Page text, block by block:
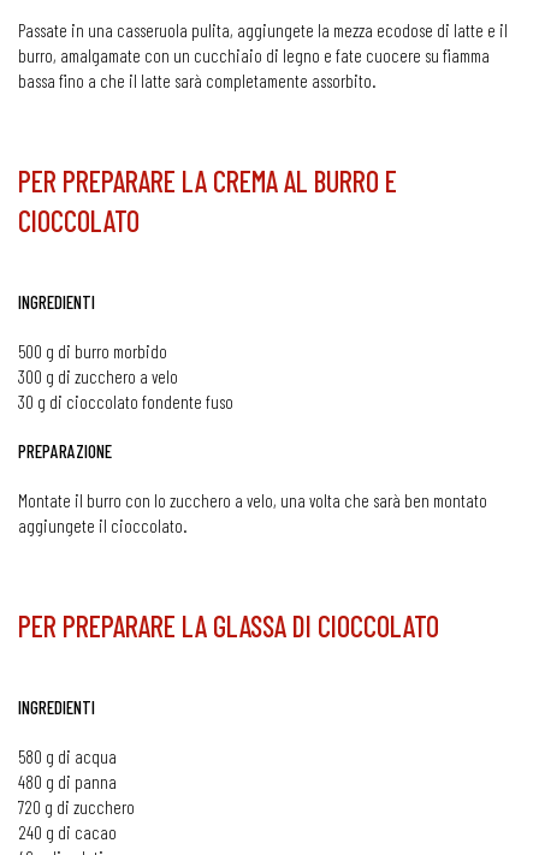
Passate in una casseruola pulita, aggiungete la mezza ecodose di latte e il
burro, amalgamate con un cucchiaio di legno e fate cuocere su fiamma
bassa fino a che il latte sarà completamente assorbito.
PER PREPARARE LA CREMA AL BURRO E
CIOCCOLATO
INGREDIENTI
500 g di burro morbido
300 g di zucchero a velo
30 g di cioccolato fondente fuso
PREPARAZIONE
Montate il burro con lo zucchero a velo, una volta che sarà ben montato
aggiungete il cioccolato.
PER PREPARARE LA GLASSA DI CIOCCOLATO
INGREDIENTI
580 g di acqua
480 g di panna
720 g di zucchero
240 g di cacao